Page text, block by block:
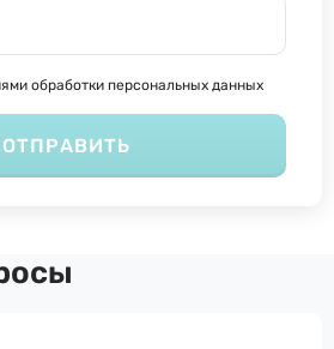
обработки персональных данных
ОТПРАВИТЬ